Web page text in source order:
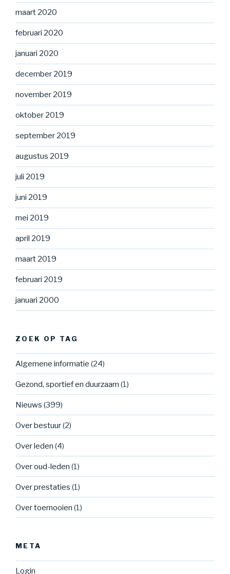
maart 2020
februari 2020
januari 2020
december 2019
november 2019
oktober 2019
september 2019
augustus 2019
juli 2019
juni 2019
mei 2019
april 2019
maart 2019
februari 2019
januari 2000
ZOEK OP TAG
Algemene informatie (24)
Gezond, sportief en duurzaam (1)
Nieuws (399)
Over bestuur(2)
Over leden (4)
Over oud-leden (1)
Over prestaties (1)
Over toernooien (1)
META
Login